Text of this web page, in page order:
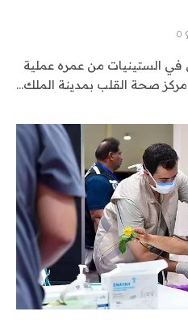
0
في الستينيات من عمره عملية
صحة القلب بمدينة الملك…